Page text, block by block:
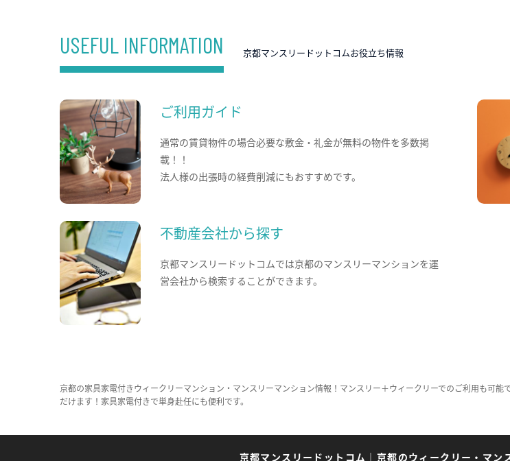
USEFUL INFORMATION 京都マンスリードットコムお役立ち情報
ご利用ガイド
通常の賃貸物件の場合必要な敷金・礼金が無料の物件を多数掲
載！！
法人様の出張時の経費削減にもおすすめです。
不動産会社から探す
京都マンスリードットコムでは京都のマンスリーマンションを運
営会社から検索することができます。
京都の家具家電付きウィークリーマンション・マンスリーマンション情報！マンスリー＋ウィークリーでのご利用も可
だけます！家具家電付きで単身赴任にも便利です。
京都マンスリードットコム ｜ 京都のウィークリー・マン